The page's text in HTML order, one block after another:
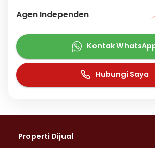
Agen Independen
Kontak
Hubungi Saya
Properti Dijual